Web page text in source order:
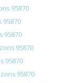
95870
95870
95870
95870
95870
95870